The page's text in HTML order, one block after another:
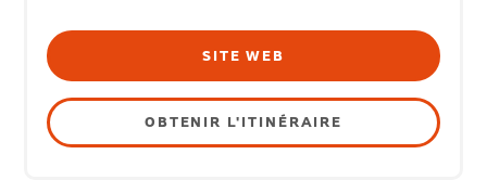
SITE WEB
OBTENIR L'ITINÉRAIRE